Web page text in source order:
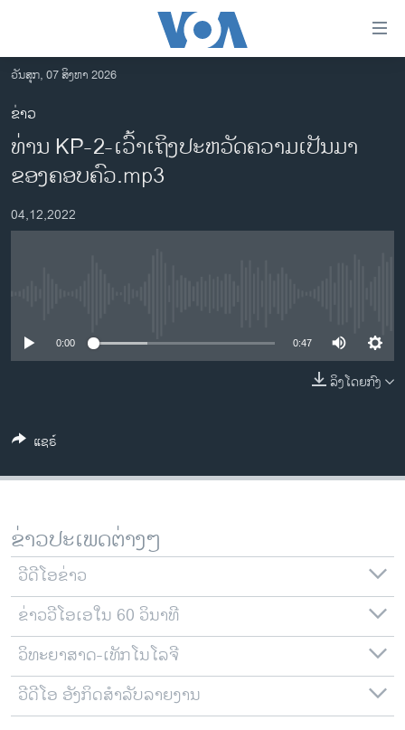
ເຂົ້າ
ຫາ
ຂ້າມ
ຂ້າມ
ຂ້າມ
ໄປ
ຫາ
ຊອກ
ລາວ
ອາເມຣິກາ
ການເລືອກຕັ້ງ ປະທານາທີບໍດີ ສະຫະລັດ 2024
ຂ່າວ​ຈີນ
ຊີວິດຊາວລາວ
ທຸລະກິດ
ພາສາອັງກິດ
ສຽງ
ລາຍການກະຈາຍສຽງ
ລາຍງານ
ຕິດຕາມພວກເຮົາ ທີ່
ພາສາຕ່າງໆ
ວັນສຸກ, 07 ສິງຫາ 2026
ຂ່າວ
ທ່ານ KP-2-ເວົ້າ​ເຖິງ​ປະ​ຫວັດ​ຄວາມ​ເປັນ​ມາ
ຂອງ​ຄອບ​ຄົວ.mp3
04,12,2022
0:00 0:47
ລິງໂດຍກົງ
ແຊຣ໌
ຂ່າວປະເພດຕ່າງໆ
ວີດີໂອຂ່າວ
ຂ່າວວີໂອເອໃນ 60 ວິນາທີ
ວິທະຍາສາດ-ເທັກໂນໂລຈີ
ວີດີໂອ ອັງກິດສຳລັບລາຍງານ